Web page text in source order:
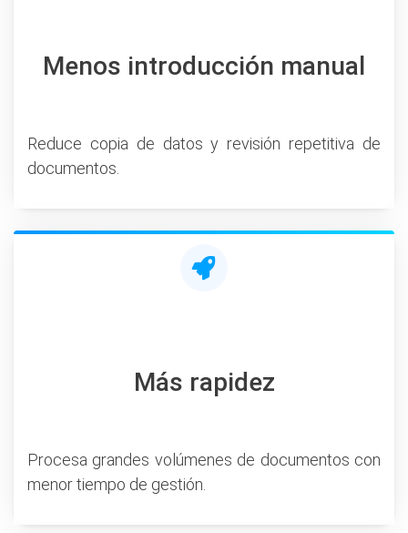
Menos introducción manual
Reduce copia de datos y revisión repetitiva de
documentos.
Más rapidez
Procesa grandes volúmenes de documentos con
menor tiempo de gestión.